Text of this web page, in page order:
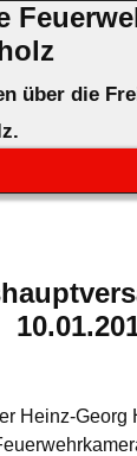
über die
Heinz-Georg